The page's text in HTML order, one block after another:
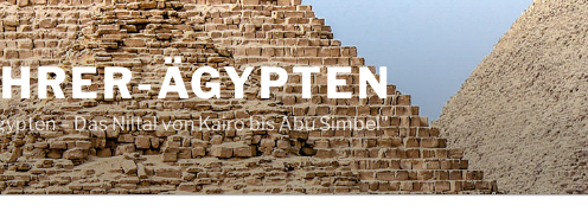
ÄGYPTEN
– Das Niltal von Kairo bis Abu Simbel"